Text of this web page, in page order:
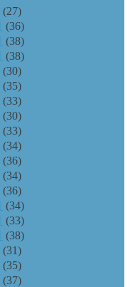
(27)
(36)
(38)
(38)
(30)
(35)
(33)
(30)
(33)
(34)
(36)
(34)
(36)
(34)
(33)
(38)
(31)
(35)
(37)